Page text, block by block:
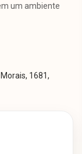
um ambiente
1681,